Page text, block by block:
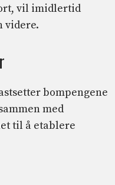
vil imidlertid
videre.
bompengene
med
til å etablere